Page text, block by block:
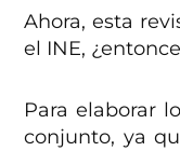
Ahora, esta
el INE,
Para elaborar
conjunto, ya